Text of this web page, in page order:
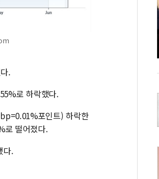
.
로 하락했다.
포인트) 하락한
로 떨어졌다.
다.